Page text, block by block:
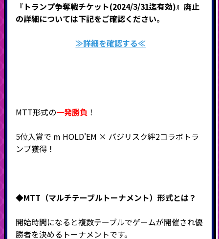
『トランプ争奪戦チケット(2024/3/31迄有効)』廃止
の詳細については下記をご確認ください。
≫詳細を確認する≪
MTT形式の一発勝負 ！
5位入賞で m HOLD'EM × バジリスク絆2コラボトラ
ンプ獲得！
◆MTT（マルチテーブルトーナメント）形式とは？
開始時間になると複数テーブルでゲームが開催され優
勝者を決めるトーナメントです。